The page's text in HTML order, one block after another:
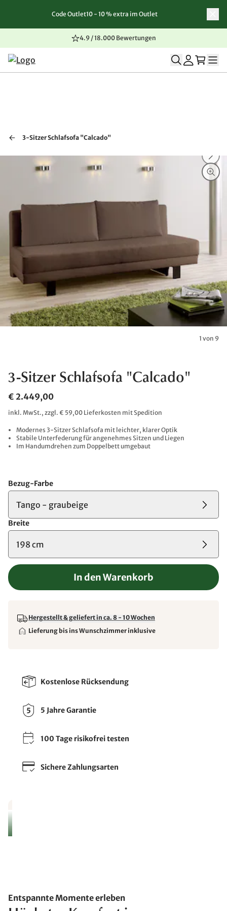
Zum Inhalt springen
Zur Navigation springen
Zum Seitenende springen
Code Outlet10 - 10 % extra im Outlet
4.9 / 18.000 Bewertungen
3-Sitzer Schlafsofa "Calcado"
1 von 9
3-Sitzer Schlafsofa "Calcado"
€ 2.449,00
inkl. MwSt., zzgl. € 59,00 Lieferkosten mit Spedition
Modernes 3-Sitzer Schlafsofa mit leichter, klarer Optik
Stabile Unterfederung für angenehmes Sitzen und Liegen
Im Handumdrehen zum Doppelbett umgebaut
Bezug-Farbe
Tango - graubeige
Breite
198 cm
In den Warenkorb
Hergestellt & geliefert in ca. 8 - 10 Wochen
Lieferung bis ins Wunschzimmer inklusive
Kostenlose Rücksendung
5 Jahre Garantie
100 Tage risikofrei testen
Sichere Zahlungsarten
Entspannte Momente erleben